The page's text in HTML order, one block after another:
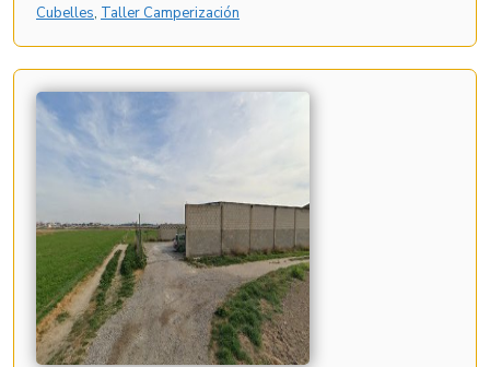
Cubelles, Taller Camperización